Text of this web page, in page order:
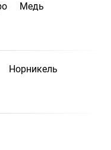
Медь
Норникель